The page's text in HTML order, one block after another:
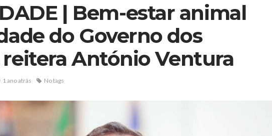
| Bem-estar animal
do Governo dos
reitera António Ventura
1 ano atrás No tags